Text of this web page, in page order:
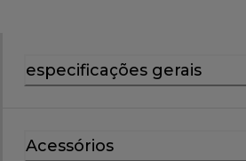
especificações gerais
Acessórios